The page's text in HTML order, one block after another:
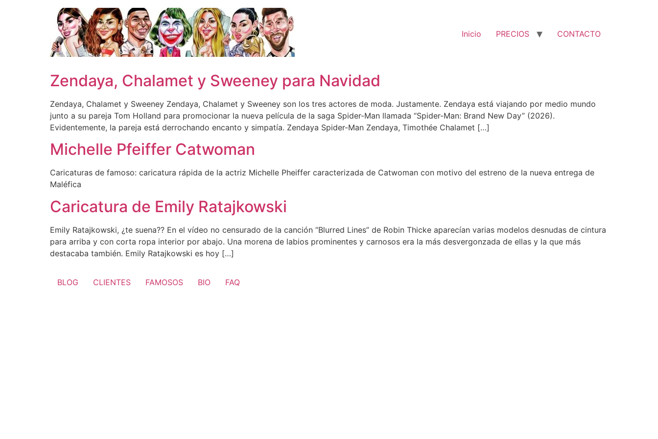
Inicio PRECIOS CONTACTO
Zendaya, Chalamet y Sweeney para Navidad
Zendaya, Chalamet y Sweeney Zendaya, Chalamet y Sweeney son los tres actores de moda. Justamente. Zendaya está viajando por medio mundo
junto a su pareja Tom Holland para promocionar la nueva película de la saga Spider-Man llamada “Spider-Man: Brand New Day” (2026).
Evidentemente, la pareja está derrochando encanto y simpatía. Zendaya Spider-Man Zendaya, Timothée Chalamet […]
Michelle Pfeiffer Catwoman
Caricaturas de famoso: caricatura rápida de la actriz Michelle Pheiffer caracterizada de Catwoman con motivo del estreno de la nueva entrega de
Maléfica
Caricatura de Emily Ratajkowski
Emily Ratajkowski, ¿te suena?? En el vídeo no censurado de la canción “Blurred Lines” de Robin Thicke aparecían varias modelos desnudas de cintura
para arriba y con corta ropa interior por abajo. Una morena de labios prominentes y carnosos era la más desvergonzada de ellas y la que más
destacaba también. Emily Ratajkowski es hoy […]
BLOG CLIENTES FAMOSOS BIO FAQ